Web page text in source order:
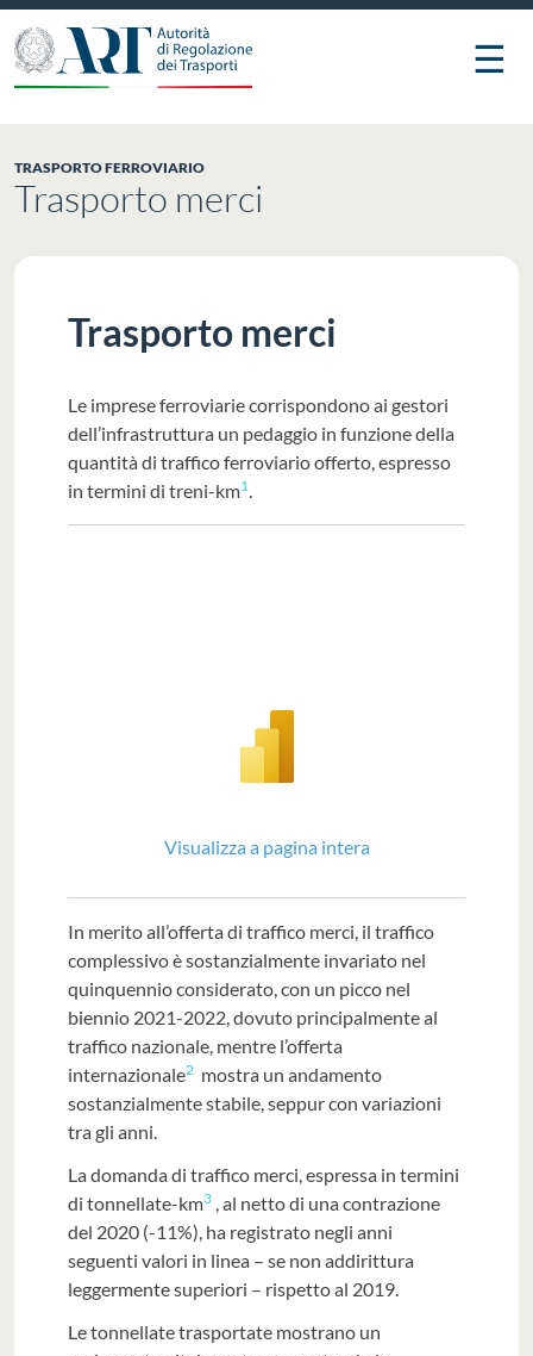
☰
TRASPORTO FERROVIARIO
Trasporto merci
Trasporto merci
Le imprese ferroviarie corrispondono ai gestori
dell’infrastruttura un pedaggio in funzione della
quantità di traffico ferroviario offerto, espresso
in termini di treni-km1
Visualizza a pagina intera
In merito all’offerta di traffico merci, il traffico
complessivo è sostanzialmente invariato nel
quinquennio considerato, con un picco nel
biennio 2021-2022, dovuto principalmente al
traffico nazionale, mentre l’offerta
internazionale2 mostra un andamento
sostanzialmente stabile, seppur con variazioni
tra gli anni.
La domanda di traffico merci, espressa in termini
di tonnellate-km3 , al netto di una contrazione
del 2020 (-11%), ha registrato negli anni
seguenti valori in linea – se non addirittura
leggermente superiori – rispetto al 2019.
Le tonnellate trasportate mostrano un